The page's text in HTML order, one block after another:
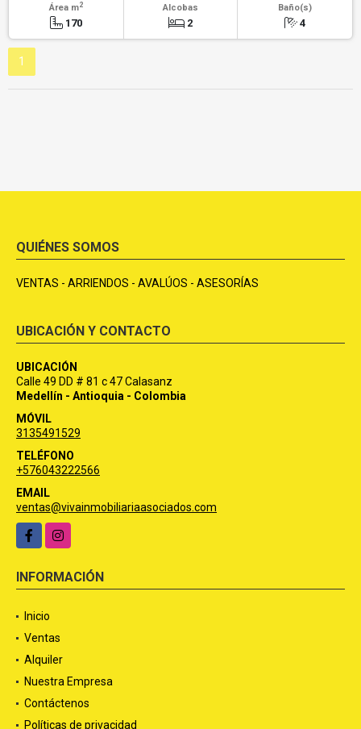
Área m2
170
Alcobas
2
Baño(s)
4
1
QUIÉNES SOMOS
VENTAS - ARRIENDOS - AVALÚOS - ASESORÍAS
UBICACIÓN
Calle 49 DD # 81 c 47 Calasanz
Medellín - Antioquia - Colombia
MÓVIL
3135491529
TELÉFONO
+576043222566
EMAIL
ventas@vivainmobiliariaasociados.com
FacebookInstagram
Inicio
Ventas
Alquiler
Nuestra Empresa
Contáctenos